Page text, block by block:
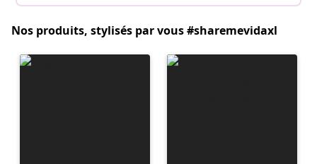
Nos produits, stylisés par vous #sharemevidaxl